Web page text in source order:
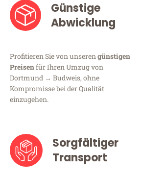
Günstige
Abwicklung
Profitieren Sie von unserengünstigen
Preisenfür Ihren Umzug von
Dortmund → Budweis, ohne
Kompromisse bei der Qualität
einzugehen.
Sorgfältiger
Transport